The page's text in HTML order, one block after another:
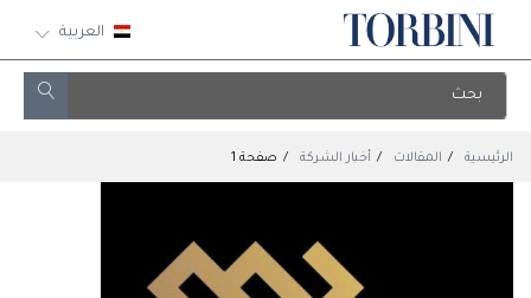
العربية
الرئيسية المقالات أخبار الشركة صفحة 1